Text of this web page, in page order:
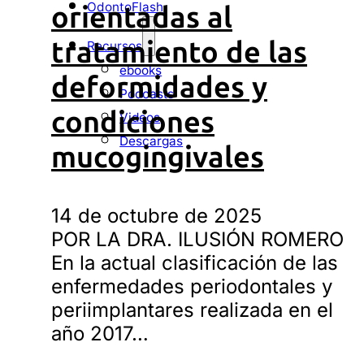
OdontoFlash
Recursos
ebooks
Podcasts
Videos
Descargas
orientadas al
tratamiento de las
deformidades y
condiciones
mucogingivales
14 de octubre de 2025
POR LA DRA. ILUSIÓN ROMERO
En la actual clasificación de las
enfermedades periodontales y
periimplantares realizada en el
año 2017…